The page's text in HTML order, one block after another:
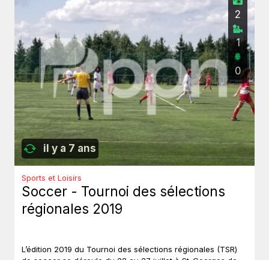
il y a 7 ans
2
1
0
Sports et Loisirs
Soccer - Tournoi des sélections
régionales 2019
L’édition 2019 du Tournoi des sélections régionales (TSR)